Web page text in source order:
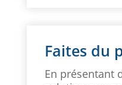
Faites du
En présentant